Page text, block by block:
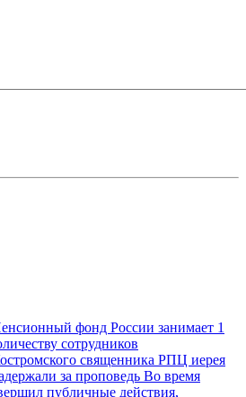
фонд России занимает 1
сотрудников
священника РПЦ иерея
за проповедь Во время
публичные действия,